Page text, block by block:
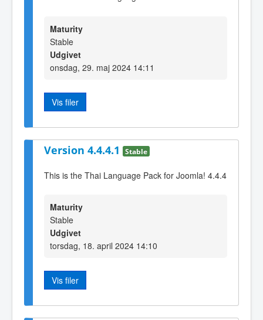
Maturity
Stable
Udgivet
onsdag, 29. maj 2024 14:11
Vis filer
Version 4.4.4.1 Stable
This is the Thai Language Pack for Joomla! 4.4.4
Maturity
Stable
Udgivet
torsdag, 18. april 2024 14:10
Vis filer